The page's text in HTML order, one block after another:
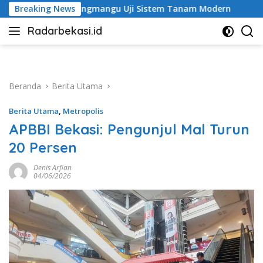
Langsung
ke
konten
Breaking News
Uji Sistem Tanam Modern Jalan Ambles di
Radarbekasi.id
Berita
Beranda
Berita Utama
Berita Utama, Metropolis
APBBI Bekasi: Pengunjul Mal Turun
20 Persen
Denis Arfian
04/06/2026